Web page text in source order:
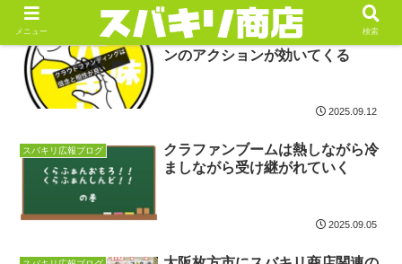
スバキリ広報ブログ
確固たる信念のある人はクラファ
ンのアクションが効いてくる
2025.09.12
スバキリ広報ブログ
クラファンブームは熱しながら冷
ましながら受け継がれていく
2025.09.05
メニュー 検索